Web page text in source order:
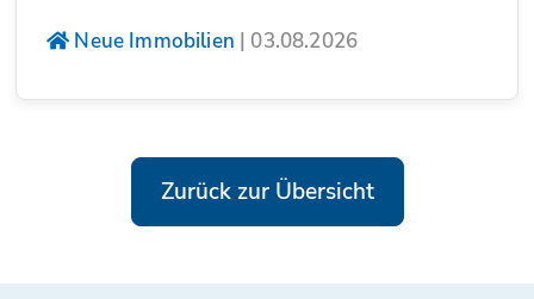
Neue Immobilien | 03.08.2026
Zurück zur Übersicht